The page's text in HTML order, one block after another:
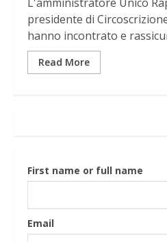
presidente di
hanno incontrato e
Read More
First name or full name
Email